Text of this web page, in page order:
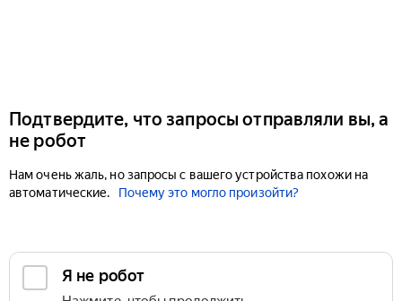
Подтвердите, что запросы отправляли вы, а
не робот
Нам очень жаль, но запросы с вашего устройства похожи на
автоматические.
Почему это могло произойти?